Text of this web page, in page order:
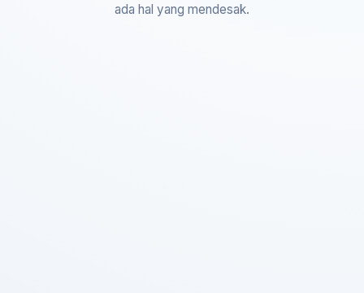
ada hal yang mendesak.